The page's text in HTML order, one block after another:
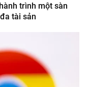
trình một sàn
tài sản